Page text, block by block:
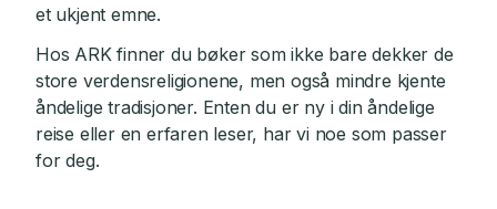
et ukjent emne.
Hos ARK finner du bøker som ikke bare dekker de
store verdensreligionene, men også mindre kjente
åndelige tradisjoner. Enten du er ny i din åndelige
reise eller en erfaren leser, har vi noe som passer
for deg.